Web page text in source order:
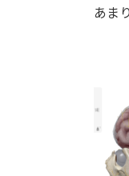
あま